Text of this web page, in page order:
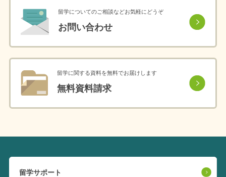
留学についてのご相談などお気軽にどうぞ
お問い合わせ
留学に関する資料を無料でお届けします
無料資料請求
留学サポート